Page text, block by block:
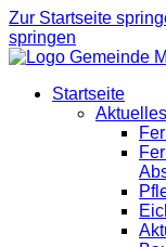
Zur Startseite
springen
Startseite
Aktuelles